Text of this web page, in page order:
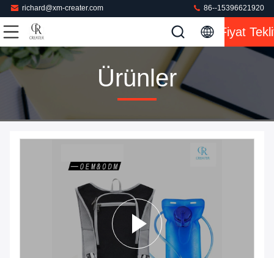
richard@xm-creater.com 86--15396621920
Fiyat
Ürünler